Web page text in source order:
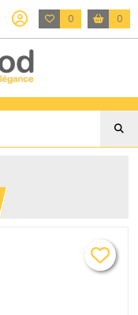
0 0